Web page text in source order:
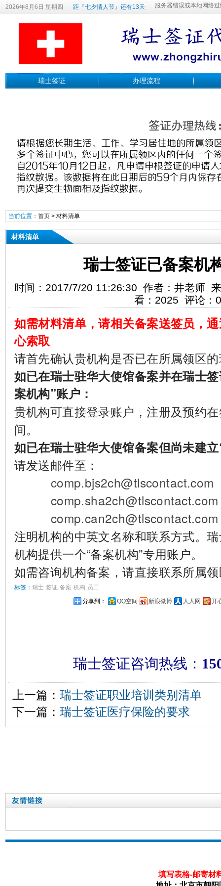
2026年8月6日 星期四 距『七夕情人节』还有13天
瑞士签证 办理流程
当前位置： 首页> 材料清单
材料清单
瑞士签证已备案机
时间：2017/7/20 11:26:30 作者：井老师
看：2025 评论：0
如需材料清单，请相关备案送签员，
心索取
请首先确认贵机构是否已在所属领区
如已在瑞士驻华大使馆备案并在瑞士
案机构”账户：
贵机构可直接登录账户，注册及预约
间。
如已在瑞士驻华大使馆备案但尚未建
请发送邮件至：
comp.bjs2ch@tlscontact.com
comp.can2ch@tlscontact.com
注明机构的中英文名称和联系方式。
机构提供一个“备案机构”专用账户。
如需咨询机构备案，请直接联系所属
标签： 瑞士 签证 备案 机构 员工
分享到：
QQ空间 新浪微博 人人网 开
瑞士签证咨询热线：
上一篇： 瑞士签证职业培训类别清单
下一篇： 瑞士签证医疗保险的要求
填写表格-邮寄材